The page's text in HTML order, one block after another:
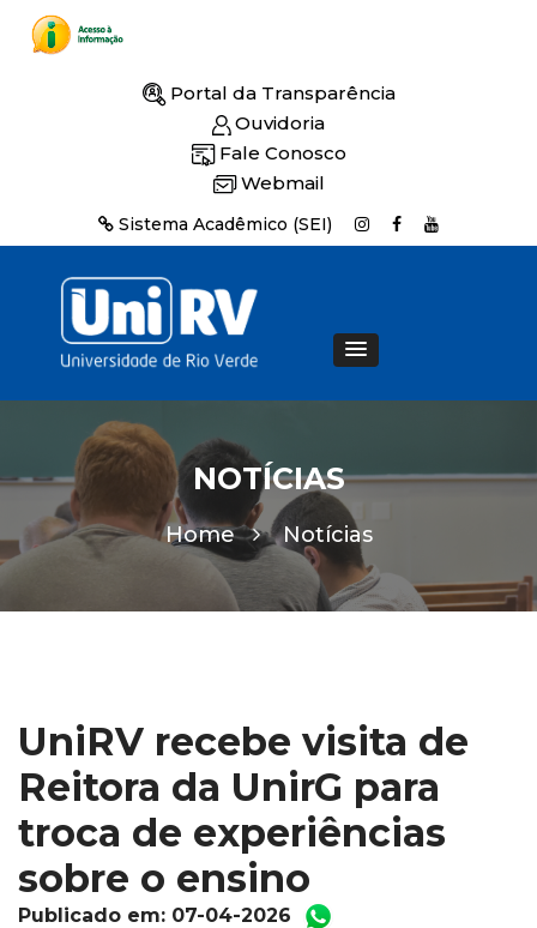
Portal da Transparência
Ouvidoria
Fale Conosco
Webmail
Sistema Acadêmico (SEI)
NOTÍCIAS
Home Notícias
UniRV recebe visita de
Reitora da UnirG para
troca de experiências
sobre o ensino
Publicado em: 07-04-2026